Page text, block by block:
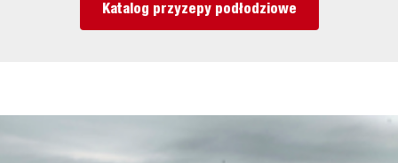
Katalog przyzepy podłodziowe